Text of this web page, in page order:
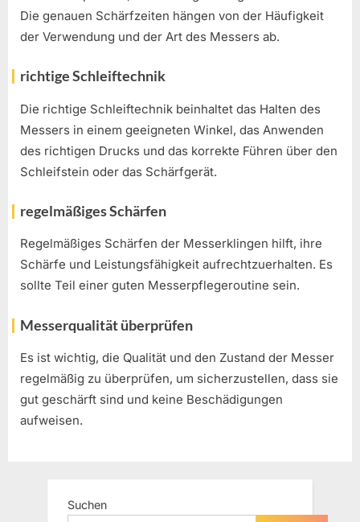
Die genauen Schärfzeiten hängen von der Häufigkeit
der Verwendung und der Art des Messers ab.
richtige Schleiftechnik
Die richtige Schleiftechnik beinhaltet das Halten des
Messers in einem geeigneten Winkel, das Anwenden
des richtigen Drucks und das korrekte Führen über den
Schleifstein oder das Schärfgerät.
regelmäßiges Schärfen
Regelmäßiges Schärfen der Messerklingen hilft, ihre
Schärfe und Leistungsfähigkeit aufrechtzuerhalten. Es
sollte Teil einer guten Messerpflegeroutine sein.
Messerqualität überprüfen
Es ist wichtig, die Qualität und den Zustand der Messer
regelmäßig zu überprüfen, um sicherzustellen, dass sie
gut geschärft sind und keine Beschädigungen
aufweisen.
Suchen